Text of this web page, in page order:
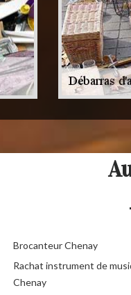
Brocanteur Chenay
Rachat instrument de
Chenay